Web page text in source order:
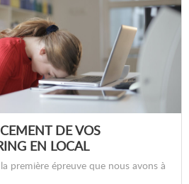
DE VOS
EN LOCAL
première épreuve que nous avons à